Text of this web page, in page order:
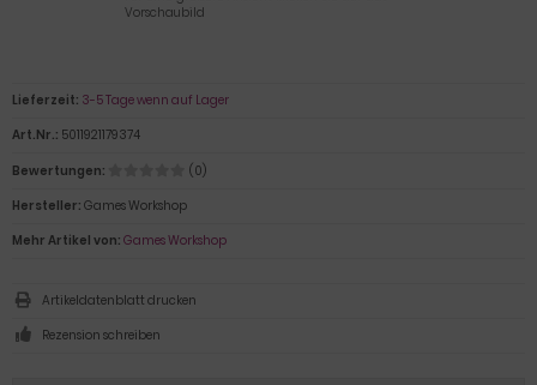
Vorschaubild
Lieferzeit: 3-5 Tage wenn auf Lager
Art.Nr.: 5011921179374
Bewertungen:
(0)
Hersteller: Games Workshop
Mehr Artikel von: Games Workshop
Artikeldatenblatt drucken
Rezension schreiben